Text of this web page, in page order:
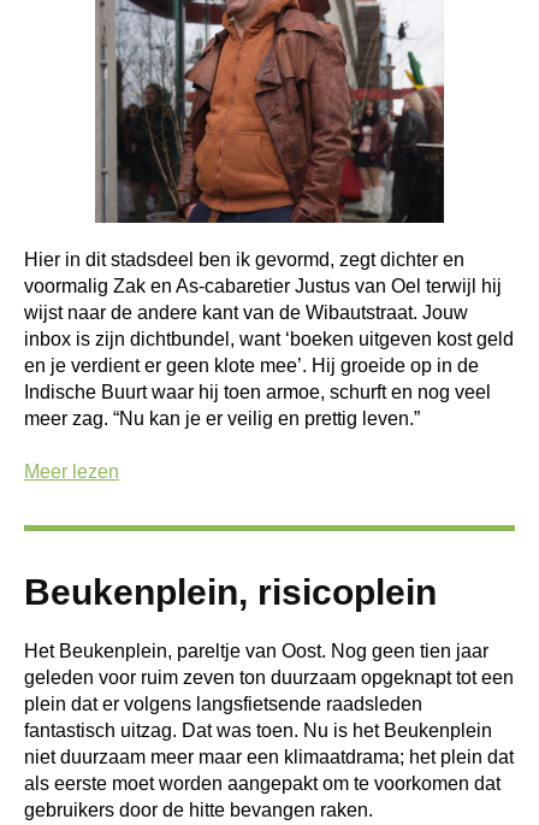
Hier in dit stadsdeel ben ik gevormd, zegt dichter en
voormalig Zak en As-cabaretier Justus van Oel terwijl hij
wijst naar de andere kant van de Wibautstraat. Jouw
inbox is zijn dichtbundel, want ‘boeken uitgeven kost geld
en je verdient er geen klote mee’. Hij groeide op in de
Indische Buurt waar hij toen armoe, schurft en nog veel
meer zag. “Nu kan je er veilig en prettig leven.”
Meer lezen
Beukenplein, risicoplein
Het Beukenplein, pareltje van Oost. Nog geen tien jaar
geleden voor ruim zeven ton duurzaam opgeknapt tot een
plein dat er volgens langsfietsende raadsleden
fantastisch uitzag. Dat was toen. Nu is het Beukenplein
niet duurzaam meer maar een klimaatdrama; het plein dat
als eerste moet worden aangepakt om te voorkomen dat
gebruikers door de hitte bevangen raken.